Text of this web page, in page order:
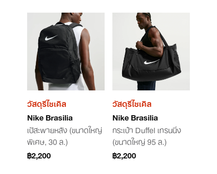
วัสดุรีไซเคิล
Nike Brasilia
เป้สะพายหลัง (ขนาดใหญ่
พิเศษ, 30 ล.)
฿2,200
วัสดุรีไซเคิล
Nike Brasilia
กระเป๋า Duffel เทรนนิ่ง
(ขนาดใหญ่ 95 ล.)
฿2,200